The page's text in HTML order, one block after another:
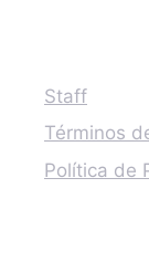
Staff
Términos
Política de